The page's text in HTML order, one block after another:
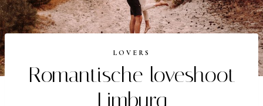
LOVERS
Romantische loveshoot
Limburg